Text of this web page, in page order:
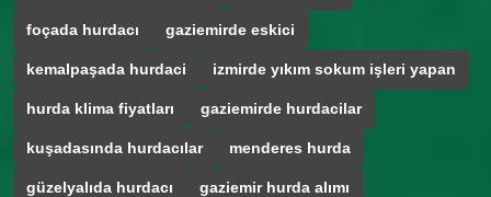
foçada hurdacı gaziemirde eskici
kemalpaşada hurdaci izmirde yıkım sokum işleri yapan
hurda klima fiyatları gaziemirde hurdacilar
kuşadasında hurdacılar menderes hurda
güzelyalıda hurdacı gaziemir hurda alımı